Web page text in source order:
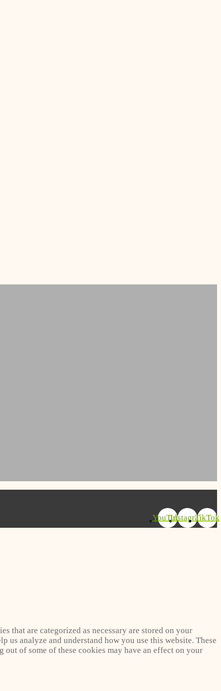
YouTubeInstagramTikTok
that are categorized as necessary are stored on your
analyze and understand how you use this website. These
of some of these cookies may have an effect on your